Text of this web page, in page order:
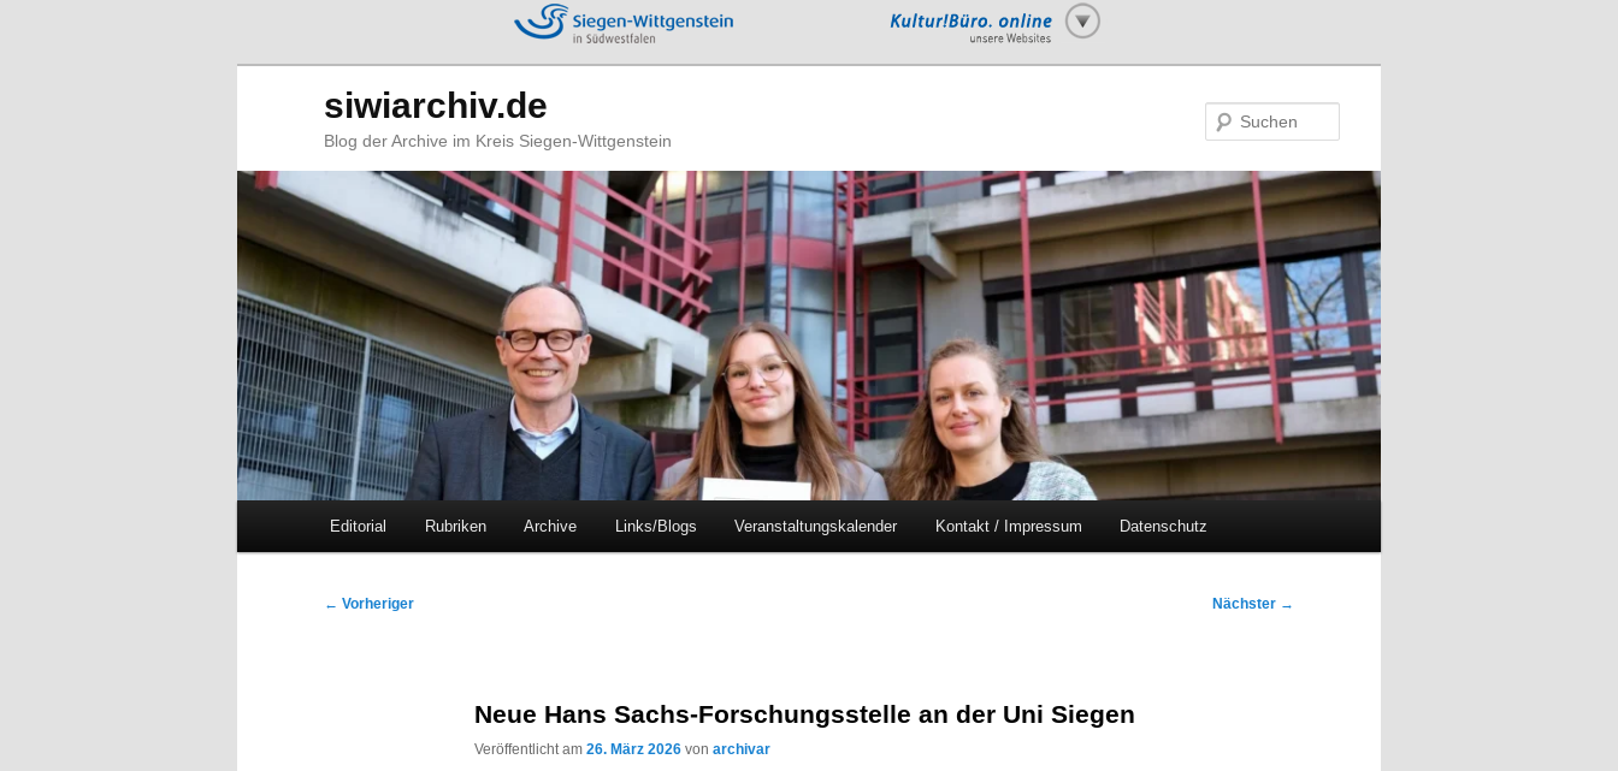
siwiarchiv.de
Blog der Archive im Kreis Siegen-Wittgenstein
Zum
Zum
Editorial Rubriken Archive Links/Blogs Veranstaltungskalender Kontakt / Impressum Datenschutz
Beitragsnavigation
← Vorheriger Nächster →
Neue Hans Sachs-Forschungsstelle an der Uni Siegen
Veröffentlicht am26. März 2026 vonarchivar